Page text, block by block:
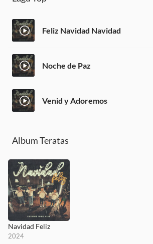
Feliz Navidad Navidad
Noche de Paz
Venid y Adoremos
Album Teratas
Navidad Feliz
2024